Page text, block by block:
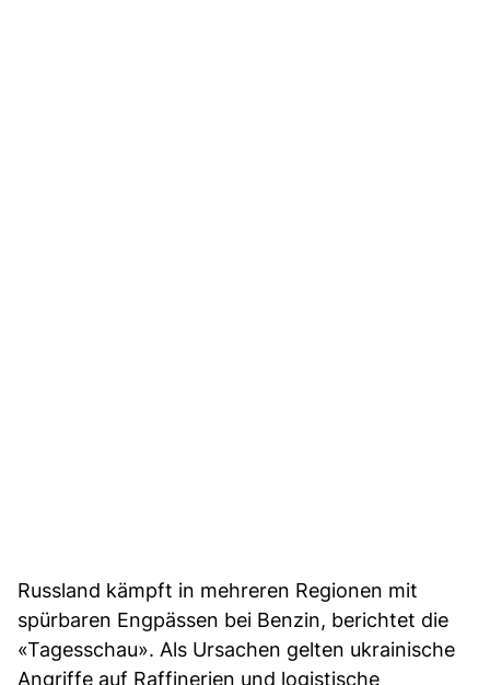
Russland kämpft in mehreren Regionen mit
spürbaren Engpässen bei Benzin, berichtet die
«Tagesschau». Als Ursachen gelten ukrainische
Angriffe auf Raffinerien und logistische